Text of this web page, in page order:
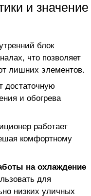
и значение
блок
что позволяет
лишних элементов.
достаточную
и обогрева
работает
комфортному
на охлаждение
для
низких уличных